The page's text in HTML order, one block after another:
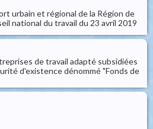
urbain et régional de la Région de
national du travail du 23 avril 2019
de travail adapté subsidiées
d'existence dénommé "Fonds de